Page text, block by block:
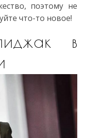
поэтому не
что-то новое!
в